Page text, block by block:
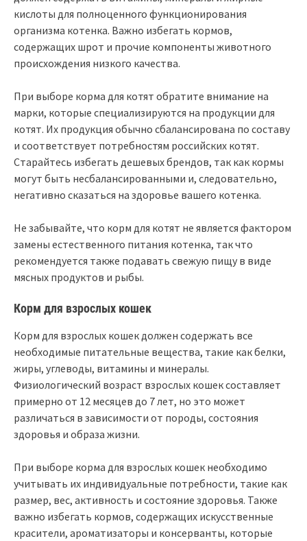
кислоты для полноценного функционирования
организма котенка. Важно избегать кормов,
содержащих шрот и прочие компоненты животного
происхождения низкого качества.
При выборе корма для котят обратите внимание на
марки, которые специализируются на продукции для
котят. Их продукция обычно сбалансирована по составу
и соответствует потребностям российских котят.
Старайтесь избегать дешевых брендов, так как кормы
могут быть несбалансированными и, следовательно,
негативно сказаться на здоровье вашего котенка.
Не забывайте, что корм для котят не является фактором
замены естественного питания котенка, так что
рекомендуется также подавать свежую пищу в виде
мясных продуктов и рыбы.
Корм для взрослых кошек
Корм для взрослых кошек должен содержать все
необходимые питательные вещества, такие как белки,
жиры, углеводы, витамины и минералы.
Физиологический возраст взрослых кошек составляет
примерно от 12 месяцев до 7 лет, но это может
различаться в зависимости от породы, состояния
здоровья и образа жизни.
При выборе корма для взрослых кошек необходимо
учитывать их индивидуальные потребности, такие как
размер, вес, активность и состояние здоровья. Также
важно избегать кормов, содержащих искусственные
красители, ароматизаторы и консерванты, которые